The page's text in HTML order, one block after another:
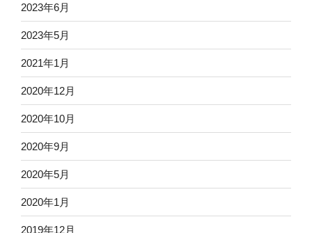
2023年6月
2023年5月
2021年1月
2020年12月
2020年10月
2020年9月
2020年5月
2020年1月
2019年12月